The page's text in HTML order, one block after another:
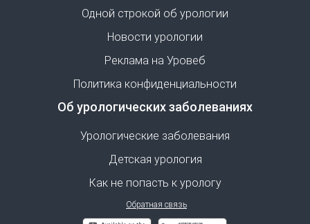
Одной строкой об урологии
Новости урологии
Реклама на Уровеб
Политика конфиденциальности
Об урологических заболеваниях
Урологические заболевания
Детская урология
Как не попасть к урологу
Обратная связь